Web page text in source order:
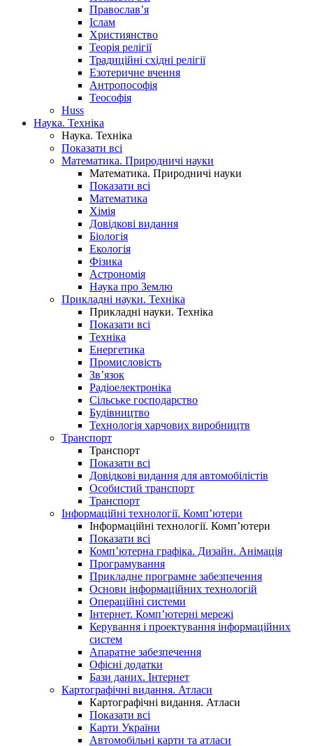
Православ’я
Іслам
Християнство
Теорія релігії
Традиційні східні релігії
Езотеричне вчення
Антропософія
Теософія
Huss
Наука. Техніка
Наука. Техніка
Показати всі
Математика. Природничі науки
Математика. Природничі науки
Показати всі
Математика
Хімія
Довідкові видання
Біологія
Екологія
Фізика
Астрономія
Наука про Землю
Прикладні науки. Техніка
Прикладні науки. Техніка
Показати всі
Техніка
Енергетика
Промисловість
Зв’язок
Радіоелектроніка
Сільське господарство
Будівництво
Технологія харчових виробництв
Транспорт
Транспорт
Показати всі
Довідкові видання для автомобілістів
Особистий транспорт
Транспорт
Інформаційні технології. Комп’ютери
Інформаційні технології. Комп’ютери
Показати всі
Комп’ютерна графіка. Дизайн. Анімація
Програмування
Прикладне програмне забезпечення
Основи інформаційних технологій
Операційні системи
Інтернет. Комп’ютерні мережі
Керування і проектування інформаційних
систем
Апаратне забезпечення
Офісні додатки
Бази даних. Інтернет
Картографічні видання. Атласи
Картографічні видання. Атласи
Показати всі
Карти України
Автомобільні карти та атласи